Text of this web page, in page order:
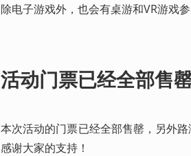
除电子游戏外，也会有桌游和VR游戏
活动门票已经全部售
本次活动的门票已经全部售罄，另外
感谢大家的支持！